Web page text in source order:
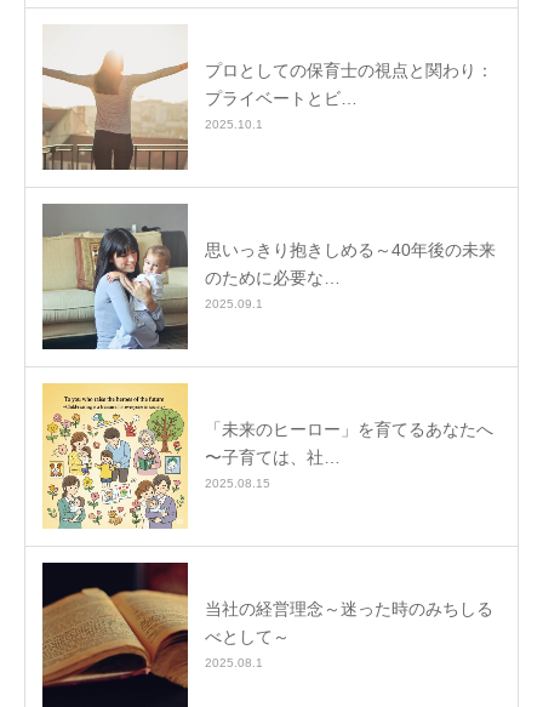
プロとしての保育士の視点と関わり：
プライベートとビ…
2025.10.1
思いっきり抱きしめる～40年後の未来
のために必要な…
2025.09.1
「未来のヒーロー」を育てるあなたへ
〜子育ては、社…
2025.08.15
当社の経営理念～迷った時のみちしる
べとして～
2025.08.1